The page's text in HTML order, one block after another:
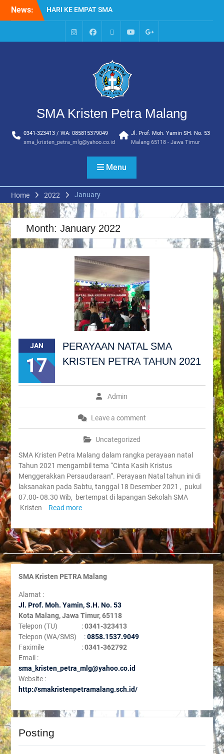
News:
HARI KE EMPAT SMA
KRISTEN PETRA MALANG
MPLS HARI KE TIGA SMA
KRISTEN PETRA MALANG
LINGKUNGAN SEKOLAH DI
SMA KRISTEN PETRA
AJARAN BARU YBPK
MPLS HARI KE 5 SMA
KRISTEN PETRA MALANG
IG
FacebookWhatsappYoutubeGoogle+
SMA Kristen Petra Malang
0341-323413 / WA: 085815379049
sma_kristen_petra_mlg@yahoo.co.id
Jl. Prof. Moh. Yamin SH. No. 53
Malang 65118 - Jawa Timur
Menu
Home 2022 January
Month: January 2022
JAN
17
PERAYAAN NATAL SMA
KRISTEN PETRA TAHUN 2021
Admin
Leave a comment
Uncategorized
SMA Kristen Petra Malang dalam rangka perayaan natal
Tahun 2021 mengambil tema “Cinta Kasih Kristus
Menggerakkan Persaudaraan”. Perayaan Natal tahun ini di
laksanakan pada Sabtu, tanggal 18 Desember 2021 , pukul
07.00- 08.30 Wib, bertempat di lapangan Sekolah SMA
Kristen
Read more
SMA Kristen PETRA Malang
Alamat :
Jl. Prof. Moh. Yamin, S.H. No. 53
Kota Malang, Jawa Timur, 65118
Telepon (TU) :0341-323413
Telepon (WA/SMS) :0858.1537.9049
Faximile :0341-362792
Email :
sma_kristen_petra_mlg@yahoo.co.id
Website :
http://smakristenpetramalang.sch.id/
Posting